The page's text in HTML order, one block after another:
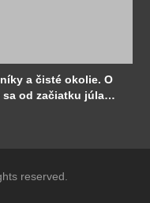
a čisté okolie. O
od začiatku júla
reserved.